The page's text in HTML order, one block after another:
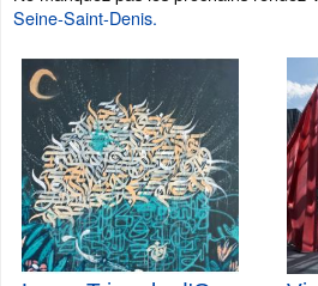
Seine-Saint-Denis.